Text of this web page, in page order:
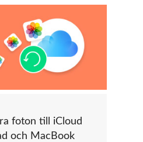
foton till iCloud
och MacBook